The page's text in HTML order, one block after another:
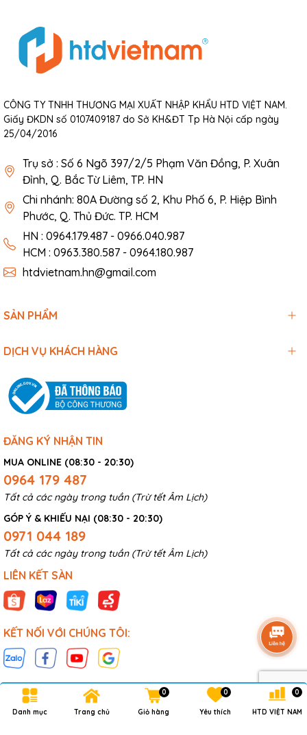
CÔNG TY TNHH THƯƠNG MẠI XUẤT NHẬP KHẨU HTD VIỆT NAM.
Giấy ĐKDN số 0107409187 do Sở KH&ĐT Tp Hà Nội cấp ngày
25/04/2016
Trụ sở : Số 6 Ngõ 397/2/5 Phạm Văn Đồng, P. Xuân
Đỉnh, Q. Bắc Từ Liêm, TP. HN
Chi nhánh: 80A Đường số 2, Khu Phố 6, P. Hiệp Bình
Phước, Q. Thủ Đức. TP. HCM
HN : 0964.179.487 - 0966.040.987
HCM : 0963.380.587 - 0964.180.987
htdvietnam.hn@gmail.com
SẢN PHẨM
DỊCH VỤ KHÁCH HÀNG
ĐĂNG KÝ NHẬN TIN
MUA ONLINE (08:30 - 20:30)
0964 179 487
Tất cả các ngày trong tuần (Trừ tết Âm Lịch)
GÓP Ý & KHIẾU NẠI (08:30 - 20:30)
0971 044 189
Tất cả các ngày trong tuần (Trừ tết Âm Lịch)
LIÊN KẾT SÀN
KẾT NỐI VỚI CHÚNG TÔI:
Bản quyền thuộc vềHTD VN CO.,LTD
Danh mục Trang chủ Giỏ hàng
0
Yêu thích
0
HTD VIỆT NAM
0